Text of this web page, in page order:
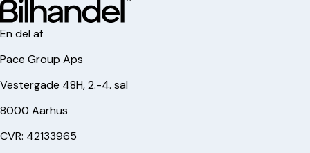
En del af
Pace Group Aps
Vestergade 48H, 2.-4. sal
8000 Aarhus
CVR: 42133965